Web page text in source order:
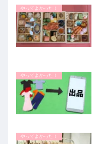
やってよかった！
やってよかった！
やってよかった！